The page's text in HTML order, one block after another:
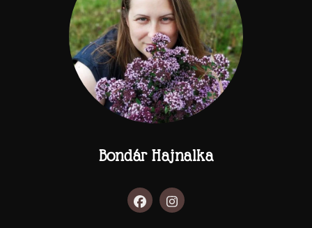
Bondár Hajnalka